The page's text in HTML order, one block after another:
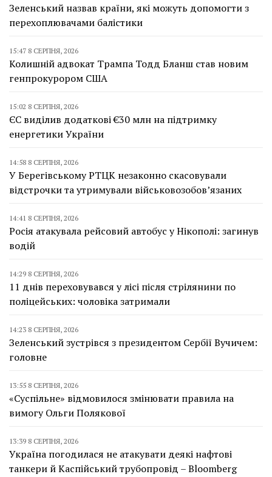
Зеленський назвав країни, які можуть допомогти з
перехоплювачами балістики
15:47 8 СЕРПНЯ, 2026
Колишній адвокат Трампа Тодд Бланш став новим
генпрокурором США
15:02 8 СЕРПНЯ, 2026
ЄС виділив додаткові €30 млн на підтримку
енергетики України
14:58 8 СЕРПНЯ, 2026
У Берегівському РТЦК незаконно скасовували
відстрочки та утримували військовозобов’язаних
14:41 8 СЕРПНЯ, 2026
Росія атакувала рейсовий автобус у Нікополі: загинув
водій
14:29 8 СЕРПНЯ, 2026
11 днів переховувався у лісі після стрілянини по
поліцейських: чоловіка затримали
14:23 8 СЕРПНЯ, 2026
Зеленський зустрівся з президентом Сербії Вучичем:
головне
13:55 8 СЕРПНЯ, 2026
«Суспільне» відмовилося змінювати правила на
вимогу Ольги Полякової
13:39 8 СЕРПНЯ, 2026
Україна погодилася не атакувати деякі нафтові
танкери й Каспійський трубопровід – Bloomberg